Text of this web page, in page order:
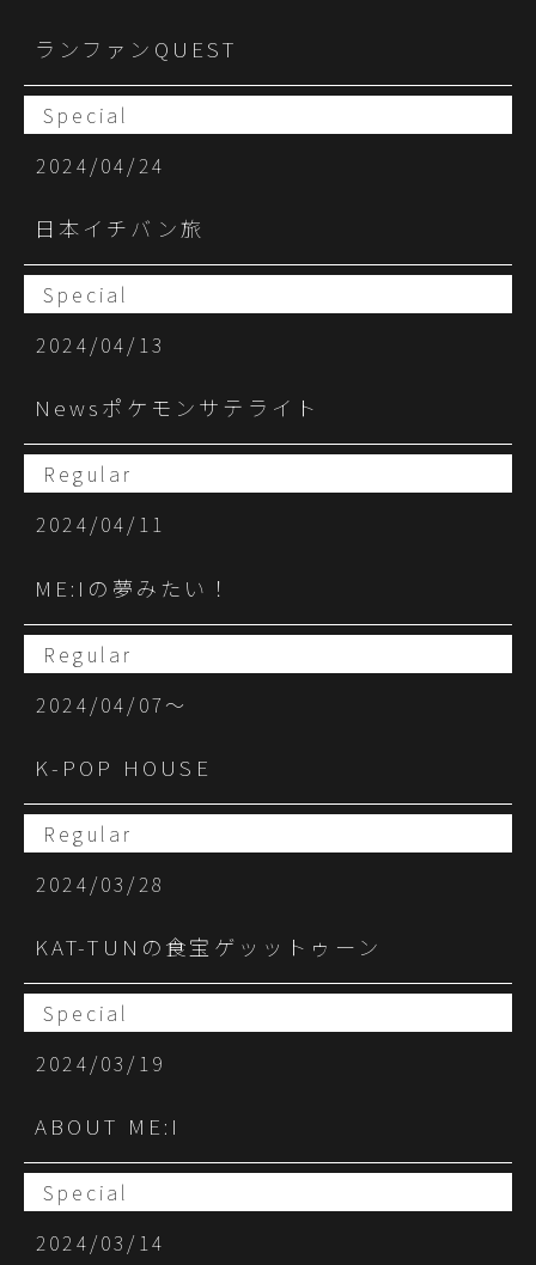
ランファンQUEST
Special
2024/04/24
日本イチバン旅
Special
2024/04/13
Newsポケモンサテライト
Regular
2024/04/11
ME:Iの夢みたい！
Regular
2024/04/07〜
K-POP HOUSE
Regular
2024/03/28
KAT-TUNの食宝ゲッットゥーン
Special
2024/03/19
ABOUT ME:I
Special
2024/03/14